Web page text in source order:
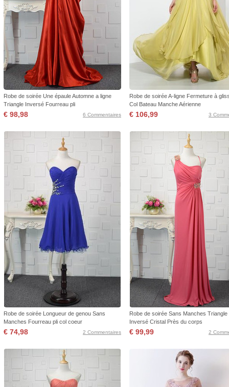
Robe de soirée Une épaule Automne a ligne
Triangle Inversé Fourreau pli
€ 98,98 6 Commentaires
Robe de soirée A-ligne Fermeture à
Col Bateau Manche Aérienne
€ 106,99 3
Robe de soirée Longueur de genou Sans
Manches Fourreau pli col coeur
€ 74,98 2 Commentaires
Robe de soirée Sans Manches Triangle
Inversé Cristal Près du corps
€ 99,99 2